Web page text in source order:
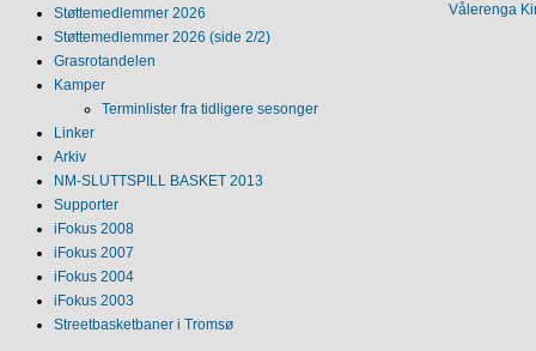
Støttemedlemmer 2026
Støttemedlemmer 2026 (side 2/2)
Grasrotandelen
Kamper
Terminlister fra tidligere sesonger
Linker
Arkiv
NM‐SLUTTSPILL BASKET 2013
Supporter
iFokus 2008
iFokus 2007
iFokus 2004
iFokus 2003
Streetbasketbaner i Tromsø
Vålerenga